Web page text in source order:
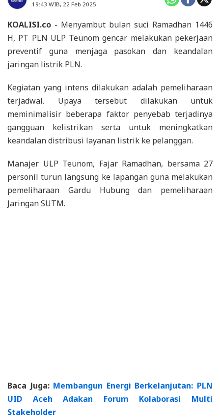
19:43 WIB, 22 Feb 2025
KOALISI.co - Menyambut bulan suci Ramadhan 1446
H, PT PLN ULP Teunom gencar melakukan pekerjaan
preventif guna menjaga pasokan dan keandalan
jaringan listrik PLN.
Kegiatan yang intens dilakukan adalah pemeliharaan
terjadwal. Upaya tersebut dilakukan untuk
meminimalisir beberapa faktor penyebab terjadinya
gangguan kelistrikan serta untuk meningkatkan
keandalan distribusi layanan listrik ke pelanggan.
Manajer ULP Teunom, Fajar Ramadhan, bersama 27
personil turun langsung ke lapangan guna melakukan
pemeliharaan Gardu Hubung dan pemeliharaan
Jaringan SUTM.
Baca Juga: Membangun Energi Berkelanjutan: PLN
UID Aceh Adakan Forum Kolaborasi Multi
Stakeholder